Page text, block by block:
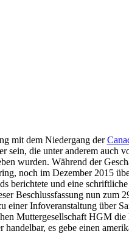
mit dem Niedergang der
sein, die unter anderem auch
wurden. Während der
noch im Dezember 2015
berichtete und eine
Beschlussfassung nun zum
einer Infoveranstaltung über
Muttergesellschaft HGM
es gebe einen